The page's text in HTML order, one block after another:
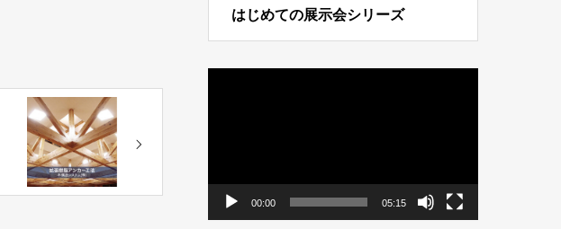
はじめての展示会シリーズ
00:00 05:15